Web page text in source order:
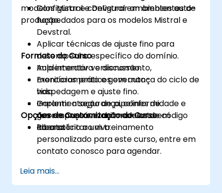
modelos Mistral e Devstral em ambientes de
produção.
Configurar e configurar ambientes auto-
hospedados para os modelos Mistral e
Devstral.
Aplicar técnicas de ajuste fino para
desempenho específico do domínio.
Implementar versionamento,
monitoramento e governança do ciclo de
vida.
Garantir a segurança, conformidade e
uso responsável de modelos de código
aberto.
Formato do Curso
Aula interativa e discussão.
Exercícios práticos em auto-
hospedagem e ajuste fino.
Implementação de pipelines de
governança e monitoramento em
laboratório ao vivo.
Opções de Customização do Curso
Para solicitar um treinamento
personalizado para este curso, entre em
contato conosco para agendar.
Leia mais...